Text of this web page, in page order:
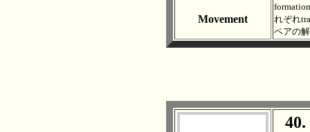
Movement
れぞれ
ペアの